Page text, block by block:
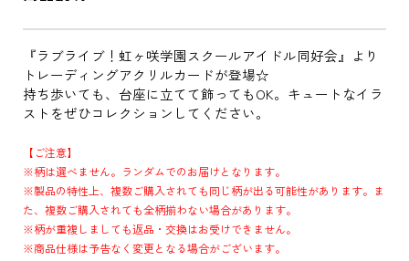
『ラブライブ！虹ヶ咲学園スクールアイドル同好会』より
トレーディングアクリルカードが登場☆
持ち歩いても、台座に立てて飾ってもOK。キュートなイラ
ストをぜひコレクションしてください。
【ご注意】
※柄は選べません。ランダムでのお届けとなります。
※製品の特性上、複数ご購入されても同じ柄が出る可能性があります。ま
た、複数ご購入されても全柄揃わない場合があります。
※柄が重複しましても返品・交換はお受けできません。
※商品仕様は予告なく変更となる場合がございます。